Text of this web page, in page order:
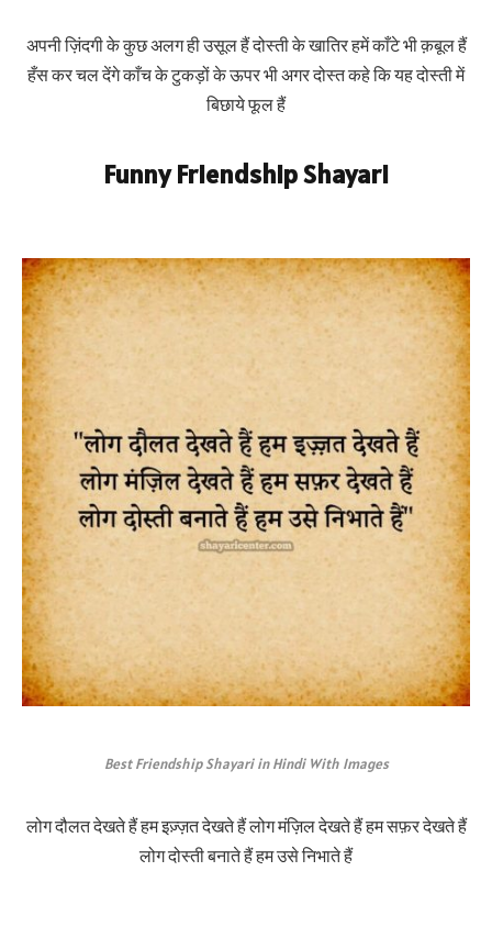
अपनी ज़िंदगी के कुछ अलग ही उसूल हैं दोस्ती के खातिर हमें काँटे भी क़बूल हैं
हँस कर चल देंगे काँच के टुकड़ों के ऊपर भी अगर दोस्त कहे कि यह दोस्ती में
बिछाये फूल हैं
Funny Friendship Shayari
Best Friendship Shayari in Hindi With Images
लोग दौलत देखते हैं हम इज़्ज़त देखते हैं लोग मंज़िल देखते हैं हम सफ़र देखते हैं
लोग दोस्ती बनाते हैं हम उसे निभाते हैं